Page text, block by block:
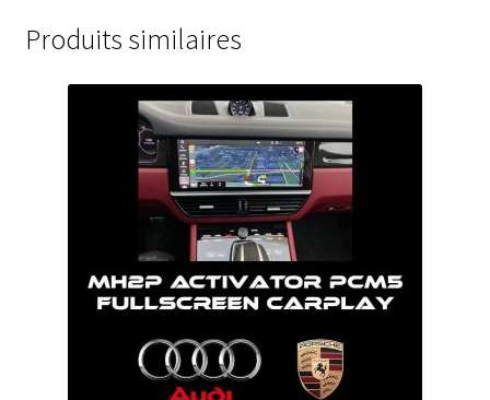
Produits similaires